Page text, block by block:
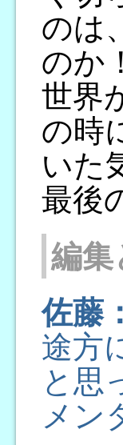
のは
のか
世界
の時
いた
最後
編
佐藤：
途方
と思
メン